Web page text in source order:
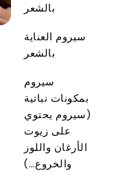
بالشعر
سيروم العناية
بالشعر
سيروم
بمكونات نباتية
(سيروم يحتوي
على زيوت
الأرغان واللوز
والخروع…)